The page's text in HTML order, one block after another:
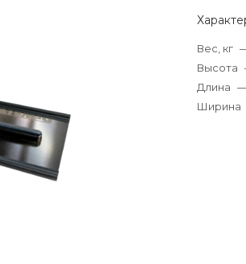
Вес, кг
Высота
Длина
Ширина